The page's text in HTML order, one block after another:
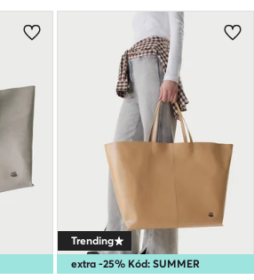
extra -25% Kód: SUMMER
Trending